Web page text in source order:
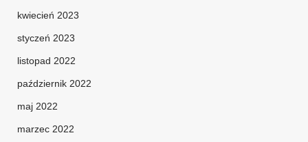
kwiecień 2023
styczeń 2023
listopad 2022
październik 2022
maj 2022
marzec 2022